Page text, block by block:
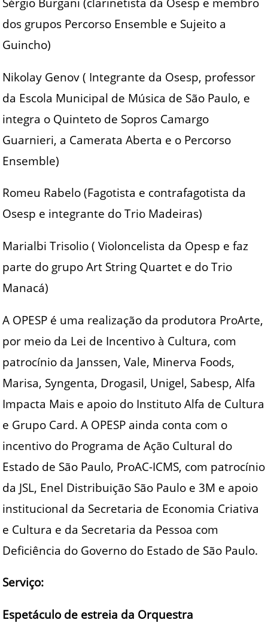
dos grupos Percorso Ensemble e Sujeito a
Guincho)
Nikolay Genov ( Integrante da Osesp, professor
da Escola Municipal de Música de São Paulo, e
integra o Quinteto de Sopros Camargo
Guarnieri, a Camerata Aberta e o Percorso
Ensemble)
Romeu Rabelo (Fagotista e contrafagotista da
Osesp e integrante do Trio Madeiras)
Marialbi Trisolio ( Violoncelista da Opesp e faz
parte do grupo Art String Quartet e do Trio
Manacá)
A OPESP é uma realização da produtora ProArte,
por meio da Lei de Incentivo à Cultura, com
patrocínio da Janssen, Vale, Minerva Foods,
Marisa, Syngenta, Drogasil, Unigel, Sabesp, Alfa
Impacta Mais e apoio do Instituto Alfa de Cultura
e Grupo Card. A OPESP ainda conta com o
incentivo do Programa de Ação Cultural do
Estado de São Paulo, ProAC-ICMS, com patrocínio
da JSL, Enel Distribuição São Paulo e 3M e apoio
institucional da Secretaria de Economia Criativa
e Cultura e da Secretaria da Pessoa com
Deficiência do Governo do Estado de São Paulo.
Serviço:
Espetáculo de estreia da Orquestra